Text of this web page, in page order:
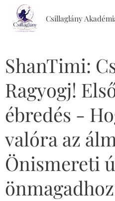
Csillaglány
ShanTimi:
Ragyogj!
ébredés -
valóra az
Önismereti
önmagadhoz